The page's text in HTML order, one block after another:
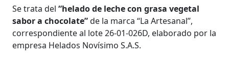
Se trata del“helado de leche con grasa vegetal
sabor a chocolate”de la marca “La Artesanal”,
correspondiente al lote 26-01-026D, elaborado por la
empresa Helados Novísimo S.A.S.